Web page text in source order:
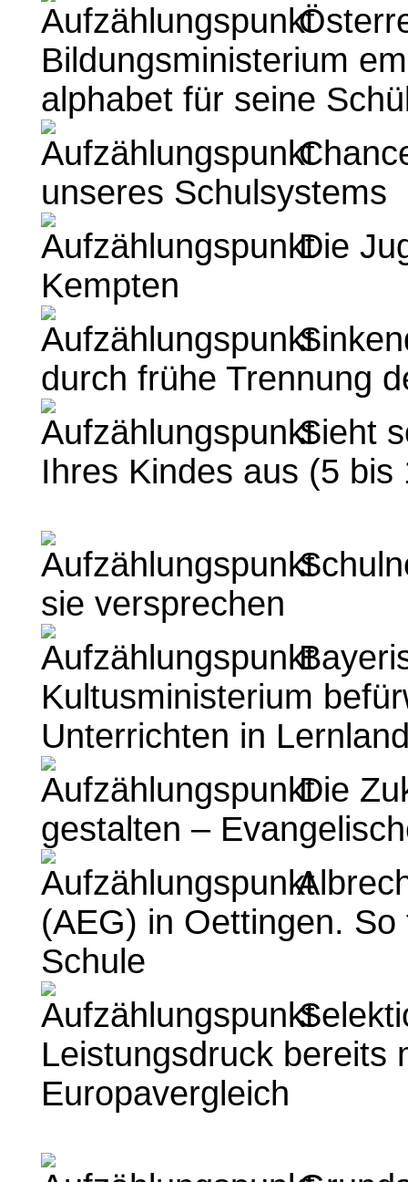
Bildungsministerium
alphabet für seine
unseres Schulsystems
Die
Kempten
durch frühe Trennung
Sieht
Ihres Kindes aus (5 bis
sie versprechen
Kultusministerium
Unterrichten in
Die
gestalten –
(AEG) in Oettingen.
Schule
Leistungsdruck bereits
Europavergleich